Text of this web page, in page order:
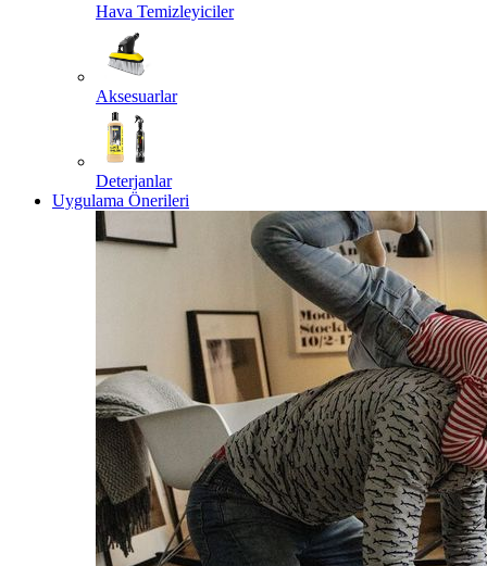
Hava Temizleyiciler
Aksesuarlar
Deterjanlar
Uygulama Önerileri